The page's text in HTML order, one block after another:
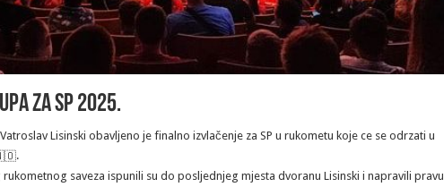
za SP 2025.
Lisinski obavljeno je finalno izvlačenje za SP u rukometu koje ce se odrzati u
.
saveza ispunili su do posljednjeg mjesta dvoranu Lisinski i napravili pravu